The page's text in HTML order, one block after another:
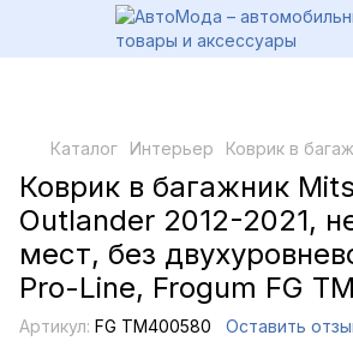
Каталог Интерьер Коврик в
Коврик в багажник
Outlander 2012-2021,
мест, без
Pro-Line, Frogum FG
Артикул: FG TM400580 Оставить